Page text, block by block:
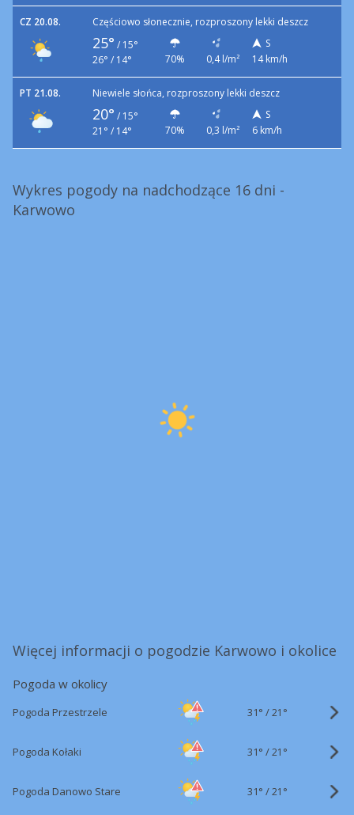
CZ 20.08. Częściowo słonecznie, rozproszony lekki deszcz
25° / 15°
26° / 14°
70% 0,4 l/m²
S
14 km/h
PT 21.08. Niewiele słońca, rozproszony lekki deszcz
20° / 15°
21° / 14°
70% 0,3 l/m²
S
6 km/h
Wykres pogody na nadchodzące 16 dni -
Karwowo
Więcej informacji o pogodzie Karwowo i okolice
Pogoda w okolicy
Pogoda Przestrzele 31° /21°
Pogoda Kołaki 31° /21°
Pogoda Danowo Stare 31° /21°